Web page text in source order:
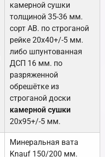
камерной сушки
толщиной 35-36 мм.
сорт АВ. по строганой
рейке 20х40+/-5 мм.
либо шпунтованная
ДСП 16 мм. по
разряженной
обрешётке из
строганой доски
камерной сушки
20х95+/-5 мм.
Минеральная вата
Knauf 150/200 мм.